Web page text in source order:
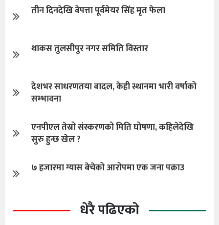
तीन दिनदेखि बेपत्ता पूर्वमेयर सिंह मृत फेला
थाकस तुलसीपुर नगर समिति विस्तार
देशभर साधरणतया बादल, केही स्थानमा भारी वर्षाको
सम्भावना
एनपीएल तेस्रो संस्करणको मिति घोषणा, कहिलेदेखि
सुरु हुन्छ खेल ?
७ हजारमा ग्यास बेचेको आरोपमा एक जना पक्राउ
धेरै पढिएको